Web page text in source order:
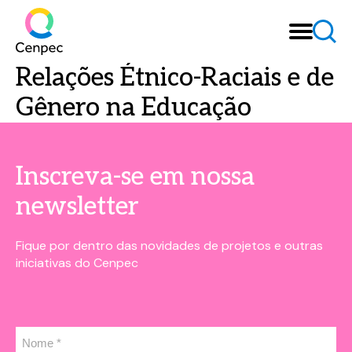
Relações Étnico-Raciais e de
Gênero na Educação
Inscreva-se em nossa
newsletter
Fique por dentro das novidades de projetos e outras
iniciativas do Cenpec